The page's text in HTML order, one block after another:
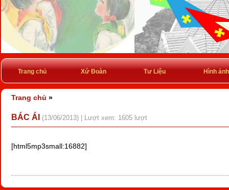
Trang chủ Xứ Đoàn Tư Liệu Hình ảnh
Trang chủ »
BÁC ÁI (13/06/2013) | Lượt xem: 1605 lượt
[html5mp3small:16882]